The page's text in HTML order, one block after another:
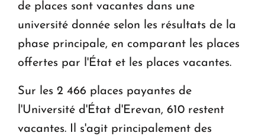
de places sont vacantes dans une
université donnée selon les résultats de la
phase principale, en comparant les places
offertes par l'État et les places vacantes.
Sur les 2 466 places payantes de
l'Université d'État d'Erevan, 610 restent
vacantes. Il s'agit principalement des